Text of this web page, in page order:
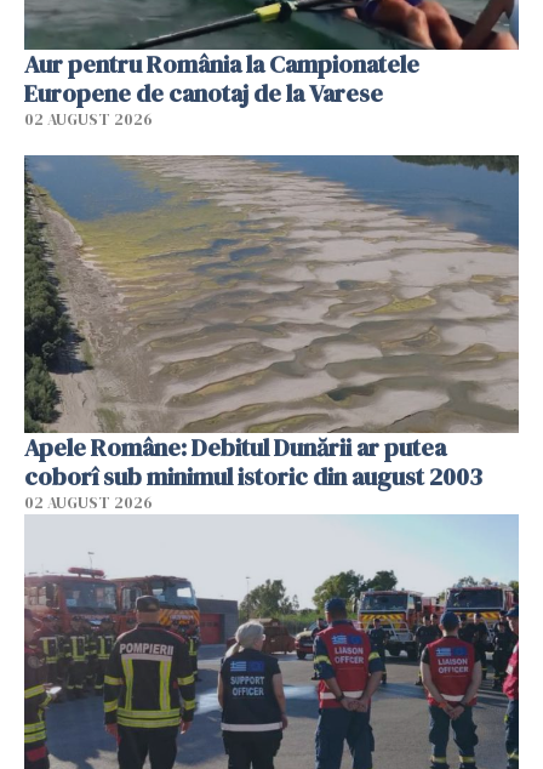
Aur pentru România la Campionatele
Europene de canotaj de la Varese
02 AUGUST 2026
Apele Române: Debitul Dunării ar putea
coborî sub minimul istoric din august 2003
02 AUGUST 2026